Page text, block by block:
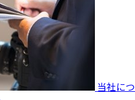
当社につ